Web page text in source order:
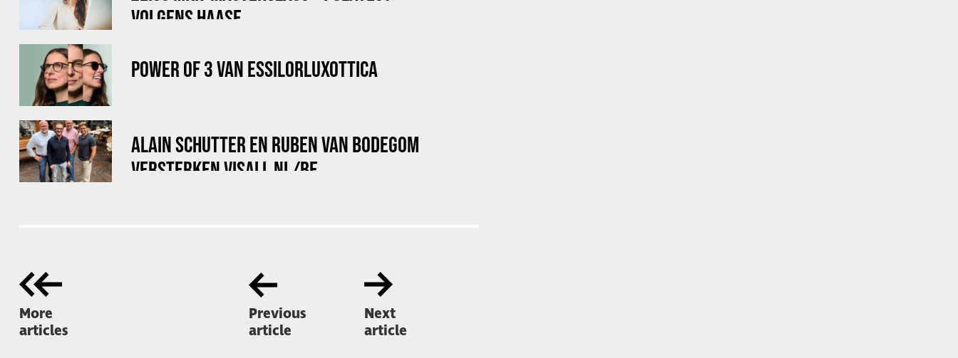
VOLGENS HAASE
POWER OF 3 VAN ESSILORLUXOTTICA
ALAIN SCHUTTER EN RUBEN VAN BODEGOM
VERSTERKEN VISALL NL/BE
More
articles
Previous
article
Next
article